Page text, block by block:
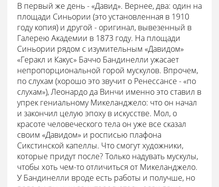
В первый же день - «Давид». Вернее, два: один на
площади Синьории (это установленная в 1910
году копия) и другой - оригинал, вывезенный в
Галерею Академии в 1873 году. На площади
Синьории рядом с изумительным «Давидом»
«Геракл и Какус» Баччо Бандинелли ужасает
непропорциональной горой мускулов. Впрочем,
по слухам (хорошо это звучит о Ренессансе - «по
слухам»), Леонардо да Винчи именно это ставил в
упрек гениальному Микеланджело: что он начал
и закончил целую эпоху в искусстве. Мол, о
красоте человеческого тела он уже все сказал
своим «Давидом» и росписью плафона
Сикстинской капеллы. Что смогут художники,
которые придут после? Только надувать мускулы,
чтобы хоть чем-то отличиться от Микеланджело.
У Бандинелли вроде есть работы и получше, но